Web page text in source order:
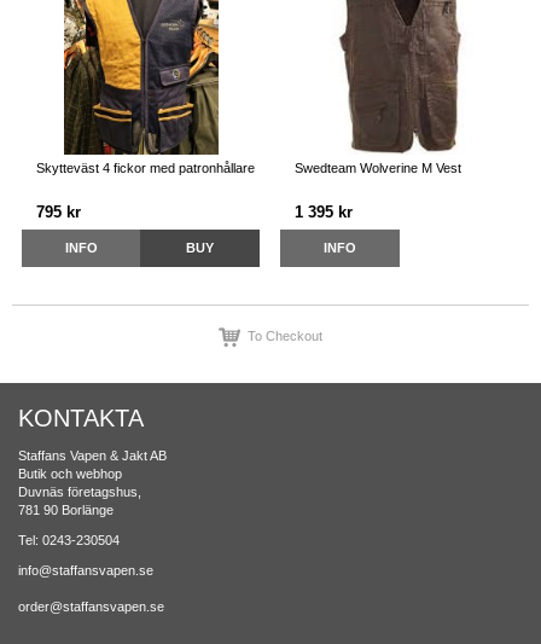
Skytteväst 4 fickor med patronhållare
795 kr
INFO BUY
Swedteam Wolverine M Vest
1 395 kr
INFO
To Checkout
KONTAKTA
Staffans Vapen & Jakt AB
Butik och webhop
Duvnäs företagshus,
781 90 Borlänge
Tel: 0243-230504
info@staffansvapen.se
order@staffansvapen.se